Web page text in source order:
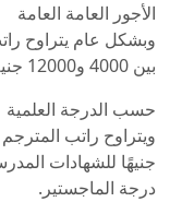
الأجور العامة العامة
وبشكل عام يتراوح
بين 4000 و12000 جنيه.
حسب الدرجة العلمية
درجة الماجستير.